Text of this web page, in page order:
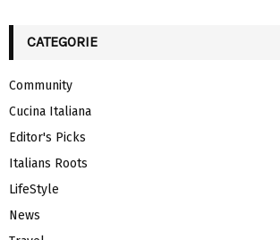
h
o
r
:
CATEGORIE
Community
Cucina Italiana
Editor's Picks
Italians Roots
LifeStyle
News